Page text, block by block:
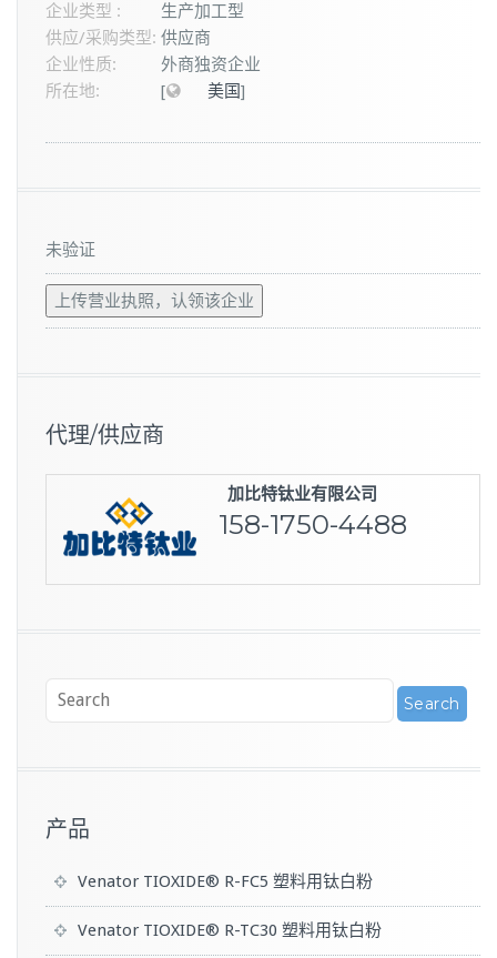
企业类型 :
生产加工型
供应/采购类型: 供应商
企业性质:
外商独资企业
所在地:
[ 美国]
未验证
上传营业执照，认领该企业
代理/供应商
加比特钛业有限公司
158-1750-4488
产品
Venator TIOXIDE® R-FC5 塑料用钛白粉
Venator TIOXIDE® R-TC30 塑料用钛白粉